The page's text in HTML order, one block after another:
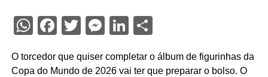
WhatsApp
Facebook
Twitter
Messenger
LinkedIn
Share
O torcedor que quiser completar o álbum de figurinhas da
Copa do Mundo de 2026 vai ter que preparar o bolso. O